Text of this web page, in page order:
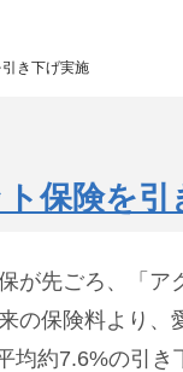
き下げ実施
保険を引
が先ごろ、「ア
の保険料より、
均約7.6%の引き